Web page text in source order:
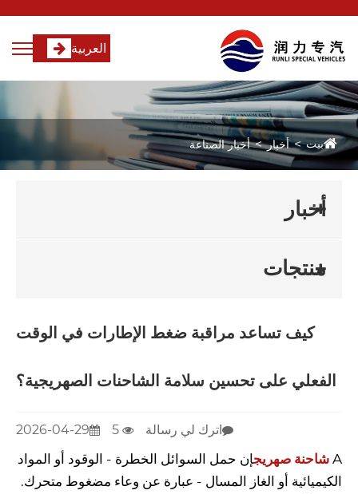
العربية
بيت أخبار أخبار الصناعة
أخبار
منتجات
كيف تساعد مراقبة ضغط الإطارات في الوقت
الفعلي على تحسين سلامة الشاحنات الصهريجية؟
2026-04-29 اترك لي رسالة
A شاحنة صهريجإن حمل السوائل الخطرة - الوقود أو المواد
الكيميائية أو الغاز المسال - عبارة عن وعاء مضغوط متحرك.